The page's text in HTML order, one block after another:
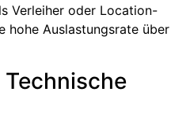
Verleiher oder Location-
hohe Auslastungsrate über